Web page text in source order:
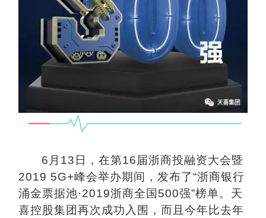
6月13日，在第16届浙商投融资大会暨
2019 5G+峰会举办期间，发布了“浙商银行
涌金票据池·2019浙商全国500强”榜单。天
喜控股集团再次成功入围，而且今年比去年